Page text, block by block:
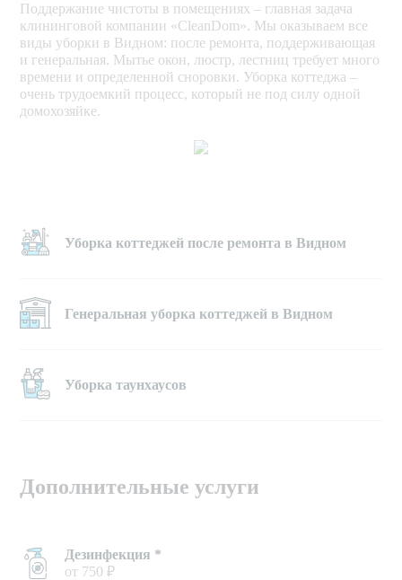
Поддержание чистоты в помещениях – главная задача
клининговой компании «CleanDom». Мы оказываем все
виды уборки в Видном: после ремонта, поддерживающая
и генеральная. Мытье окон, люстр, лестниц требует много
времени и определенной сноровки. Уборка коттеджа –
очень трудоемкий процесс, который не под силу одной
домохозяйке.
Уборка коттеджей после ремонта в Видном
Генеральная уборка коттеджей в Видном
Уборка таунхаусов
Дополнительные услуги
Дезинфекция *
от 750 ₽